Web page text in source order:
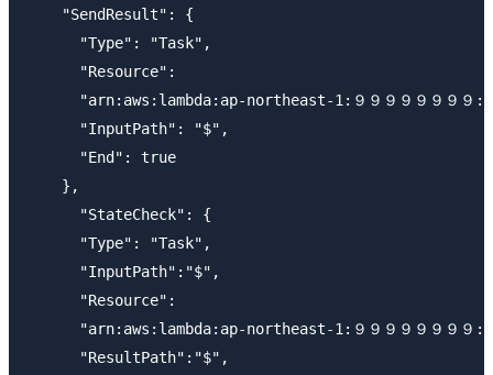
    "SendResult": {
      "Type": "Task",
      "Resource":
"arn:aws:lambda:ap-northeast-1:９９９９９９９９
      "InputPath": "$",
      "End": true
    },
      "StateCheck": {
      "Type": "Task",
      "InputPath":"$",
      "Resource":
"arn:aws:lambda:ap-northeast-1:９９９９９９９９
      "ResultPath":"$",